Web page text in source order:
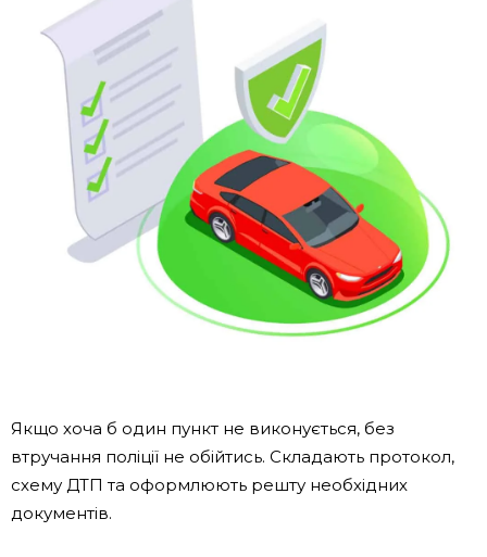
Якщо хоча б один пункт не виконується, без
втручання поліції не обійтись. Складають протокол,
схему ДТП та оформлюють решту необхідних
документів.